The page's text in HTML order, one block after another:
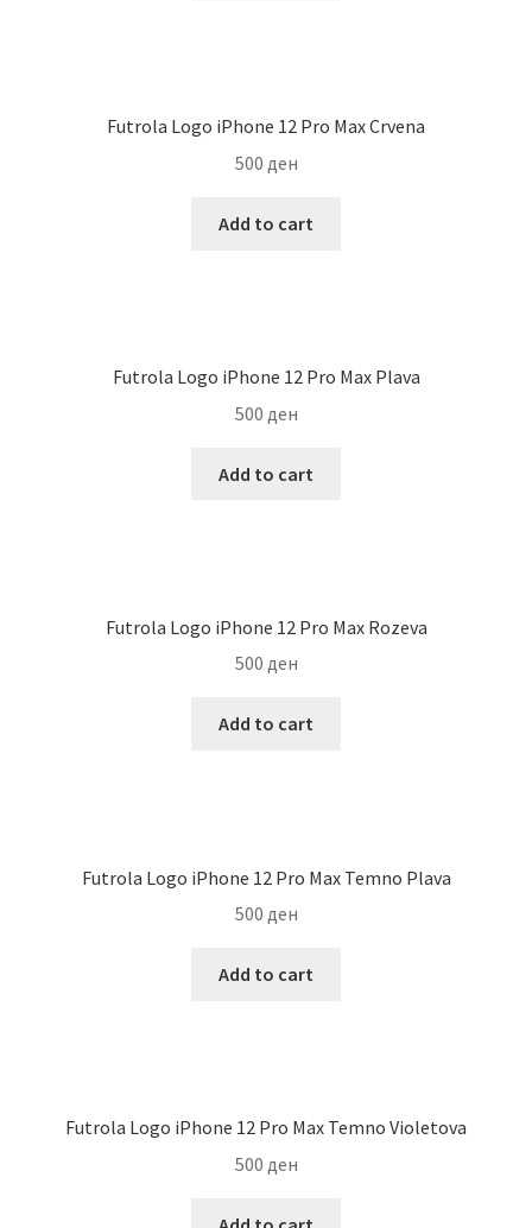
Futrola Logo iPhone 12 Pro Max Crvena
500 ден
Add to cart
Futrola Logo iPhone 12 Pro Max Plava
500 ден
Add to cart
Futrola Logo iPhone 12 Pro Max Rozeva
500 ден
Add to cart
Futrola Logo iPhone 12 Pro Max Temno Plava
500 ден
Add to cart
Futrola Logo iPhone 12 Pro Max Temno Violetova
500 ден